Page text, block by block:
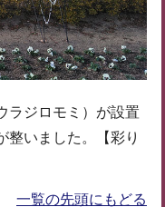
ラジロモミ）が設置
整いました。【彩り
一覧の先頭にもどる